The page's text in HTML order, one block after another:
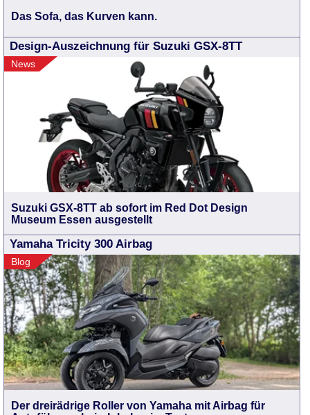
Das Sofa, das Kurven kann.
Design-Auszeichnung für Suzuki GSX-8TT
News
Suzuki GSX-8TT ab sofort im Red Dot Design
Museum Essen ausgestellt
Yamaha Tricity 300 Airbag
Blog
Der dreirädrige Roller von Yamaha mit Airbag für